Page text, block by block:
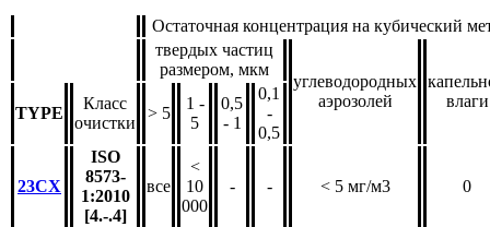
Остаточная концентрация на кубический
твердых частиц
размером, мкм
углеводородных
аэрозолей
влаги
TYPE
Класс
очистки
> 5
1 -
5
0,5
- 1
0,1
-
0,5
23CX
ISO
8573-
1:2010
[4.-.4]
все
<
10
000
- - < 5 мг/м3 0